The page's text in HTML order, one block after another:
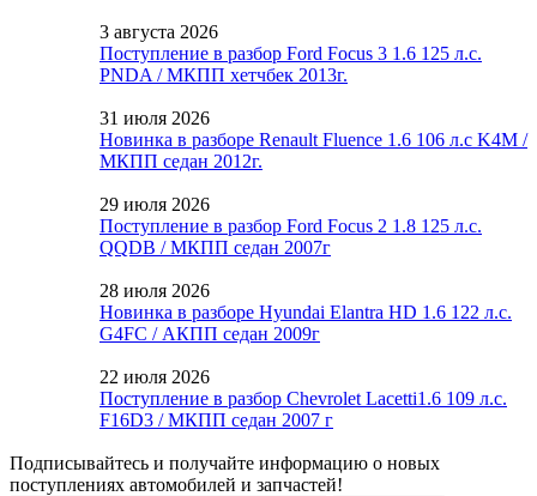
3 августа 2026
Поступление в разбор Ford Focus 3 1.6 125 л.с.
PNDA / МКПП хетчбек 2013г.
31 июля 2026
Новинка в разборе Renault Fluence 1.6 106 л.с K4M /
МКПП седан 2012г.
29 июля 2026
Поступление в разбор Ford Focus 2 1.8 125 л.с.
QQDB / МКПП седан 2007г
28 июля 2026
Новинка в разборе Hyundai Elantra HD 1.6 122 л.с.
G4FC / АКПП седан 2009г
22 июля 2026
Поступление в разбор Chevrolet Lacetti1.6 109 л.с.
F16D3 / МКПП седан 2007 г
Подписывайтесь и получайте информацию о новых
поступлениях автомобилей и запчастей!